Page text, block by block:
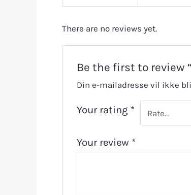
There are no reviews yet.
Be the first to review
Din e-mailadresse vil ikke
Your rating *
Your review *